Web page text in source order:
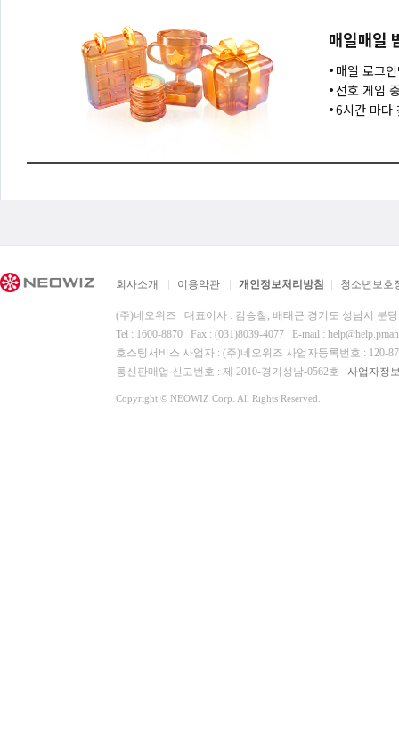
매일매일
매일 로그
선호 게임
6시간 마다
회사소개 이용약관 개인정보처리방침 청소년보호
(주)네오위즈 대표이사 : 김승철, 배태근 경기도 성남시 분
Tel : 1600-8870 Fax : (031)8039-4077 E-mail :
호스팅서비스 사업자 : (주)네오위즈 사업자등록번호 : 120-
통신판매업 신고번호 : 제 2010-경기성남-0562호 사업자정
Copyright © NEOWIZ Corp. All Rights Reserved.